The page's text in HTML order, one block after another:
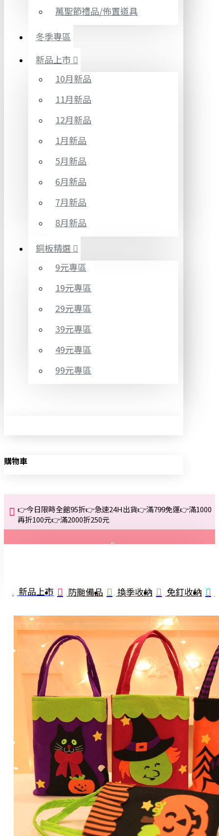
萬聖節禮品/佈置道具
冬季專區
新品上市
10月新品
11月新品
12月新品
1月新品
5月新品
6月新品
7月新品
8月新品
銅板精選
9元專區
19元專區
29元專區
39元專區
49元專區
99元專區
購物車
👉今日限時全館95折👉急速24H出貨👉滿799免運👉滿1000
再折100元👉滿2000折250元
註冊
詢問
新品上市 防颱備品 換季收納 免釘收納